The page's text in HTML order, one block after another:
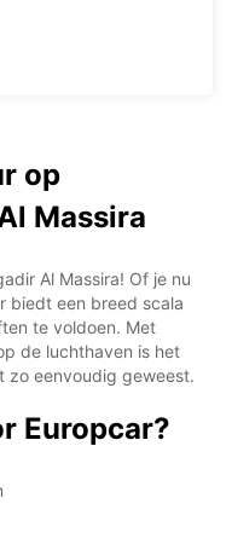
op
Massira
Al Massira! Of je nu
biedt een breed scala
te voldoen. Met
de luchthaven is het
zo eenvoudig geweest.
Europcar?